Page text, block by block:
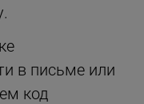
в письме или
код